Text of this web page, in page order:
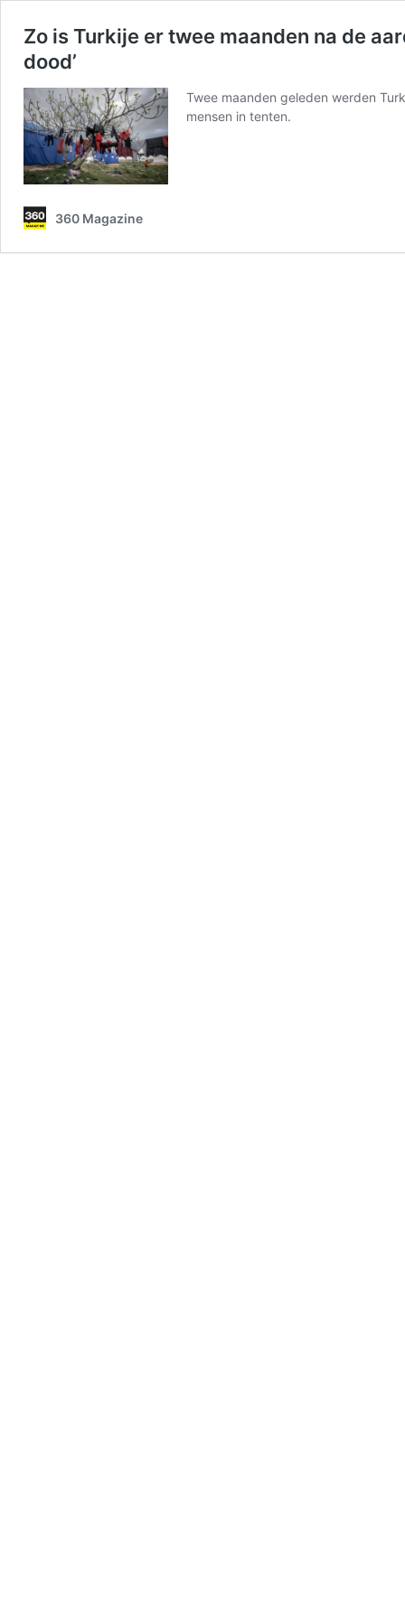
Zo is Turkije er twee maanden na de
dood’
Twee maanden geleden werden
mensen in tenten.
360 Magazine